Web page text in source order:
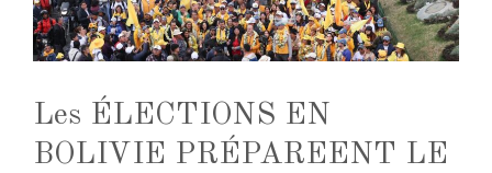
Les ÉLECTIONS EN
BOLIVIE PRÉPAREENT LE